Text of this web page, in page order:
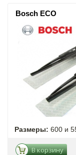
Bosch ECO
Размеры: 600 и
В корзину